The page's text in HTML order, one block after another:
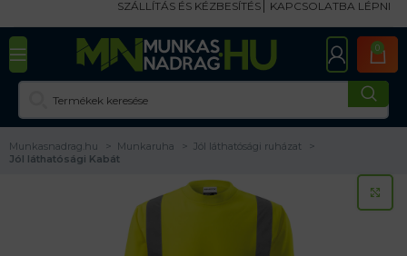
SZÁLLÍTÁS ÉS KÉZBESÍTÉS KAPCSOLATBA LÉPNI
0
Munkasnadrag.hu Munkaruha
Jól láthatósági ruházat
Jól láthatósági Kabát